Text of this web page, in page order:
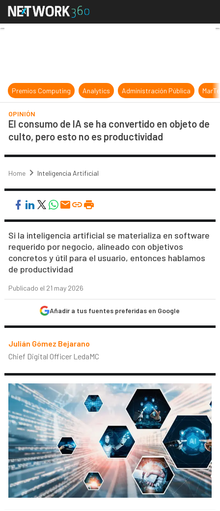
El consumo de IA se ha
Premios Computing Analytics Administración Pública
OPINIÓN
El consumo de IA se ha convertido en objeto de
culto, pero esto no es productividad
Home Inteligencia Artificial
Si la inteligencia artificial se materializa en software
requerido por negocio, alineado con objetivos
concretos y útil para el usuario, entonces hablamos
de productividad
Publicado el 21 may 2026
Añadir a tus fuentes preferidas en Google
Julián Gómez Bejarano
Chief Digital Officer LedaMC